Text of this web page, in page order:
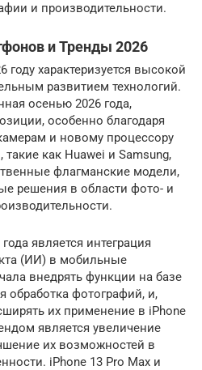
и производительности.
и Тренды 2026
характеризуется высокой
развитием технологий.
осенью 2026 года,
особенно благодаря
и новому процессору
как Huawei и Samsung,
флагманские модели,
решения в области фото- и
является интеграция
(ИИ) в мобильные
внедрять функции на базе
обработка фотографий, и,
их применение в iPhone
является увеличение
их возможностей в
iPhone 13 Pro Max и